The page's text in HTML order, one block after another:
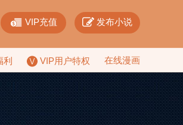
 VIP充值  发布小说
利 VIP用户特权 在线漫画